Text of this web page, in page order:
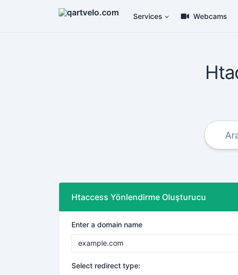
Services Webcams
Htaccess Yönlendirme Oluşturucu
Enter a domain name
Select redirect type: